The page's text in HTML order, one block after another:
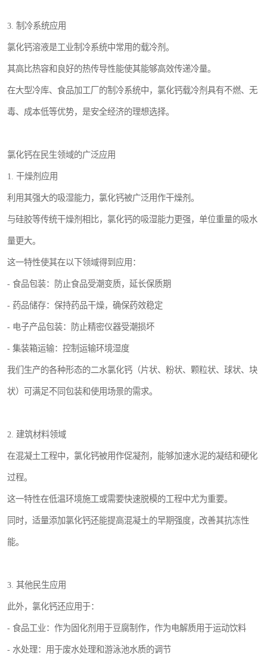
3. 制冷系统应用
氯化钙溶液是工业制冷系统中常用的载冷剂。
其高比热容和良好的热传导性能使其能够高效传递冷量。
在大型冷库、食品加工厂的制冷系统中，氯化钙载冷剂具有不燃、无
毒、成本低等优势，是安全经济的理想选择。
氯化钙在民生领域的广泛应用
1. 干燥剂应用
利用其强大的吸湿能力，氯化钙被广泛用作干燥剂。
与硅胶等传统干燥剂相比，氯化钙的吸湿能力更强，单位重量的吸水
量更大。
这一特性使其在以下领域得到应用：
- 食品包装：防止食品受潮变质，延长保质期
- 药品储存：保持药品干燥，确保药效稳定
- 电子产品包装：防止精密仪器受潮损坏
- 集装箱运输：控制运输环境湿度
我们生产的各种形态的二水氯化钙（片状、粉状、颗粒状、球状、块
状）可满足不同包装和使用场景的需求。
2. 建筑材料领域
在混凝土工程中，氯化钙被用作促凝剂，能够加速水泥的凝结和硬化
过程。
这一特性在低温环境施工或需要快速脱模的工程中尤为重要。
同时，适量添加氯化钙还能提高混凝土的早期强度，改善其抗冻性
能。
3. 其他民生应用
此外，氯化钙还应用于：
- 食品工业：作为固化剂用于豆腐制作，作为电解质用于运动饮料
- 水处理：用于废水处理和游泳池水质的调节